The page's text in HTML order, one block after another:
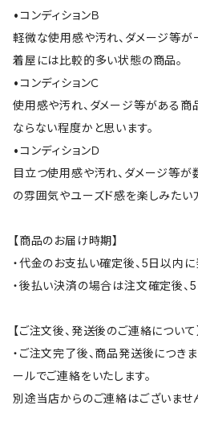
•コンディションＢ
軽微な使用感や汚れ、ダメージ等
着屋には比較的多い状態の商品。
•コンディションＣ
使用感や汚れ、ダメージ等がある商
ならない程度かと思います。
•コンディションＤ
目立つ使用感や汚れ、ダメージ等が
の雰囲気やユーズド感を楽しみたい
【商品のお届け時期】
・代金のお支払い確定後、5日以内に
・後払い決済の場合は注文確定後、
【ご注文後、発送後のご連絡について】
・ご注文完了後、商品発送後につき
ールでご連絡をいたします。
別途当店からのご連絡はございませ